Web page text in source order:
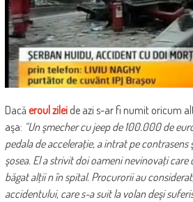
Dacă eroul zileide azi s-ar fi numit oricum
aşa: “Un şmecher cu jeep de 100.000 de
pedala de acceleraţie, a intrat pe contrasens
şosea. El a strivit doi oameni nevinovaţi
băgat alţii n în spital. Procurorii au
accidentului, care s-a suit la volan deşi